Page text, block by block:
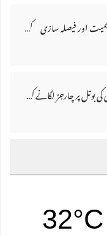
خواتین کی سیاسی شمولیت کی اہمیت اور فیصلہ سازی کے عمل میں فعال کردار
وزیراعلیٰ پنجاب نے پینے کے پانی کی بوتل پر چارجز لگانے کی تجویز مستر دکر دی
32°C